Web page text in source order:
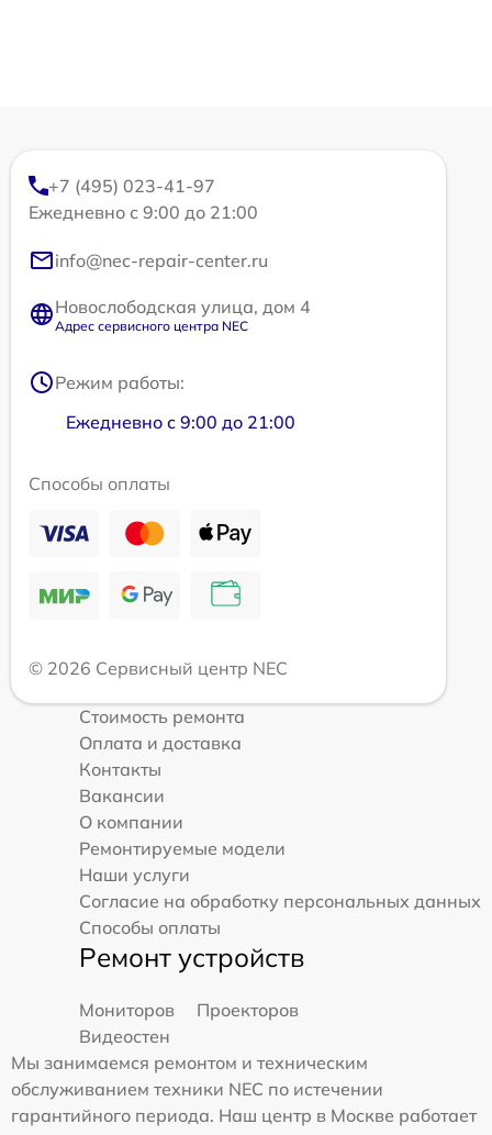
+7 (495) 023-41-97
Ежедневно с 9:00 до 21:00
info@nec-repair-center.ru
Новослободская улица, дом 4
Адрес сервисного центра NEC
Режим работы:
Ежедневно с 9:00 до 21:00
Способы оплаты
© 2026 Сервисный центр NEC
Стоимость ремонта
Оплата и доставка
Контакты
Вакансии
О компании
Ремонтируемые модели
Наши услуги
Согласие на обработку персональных данных
Способы оплаты
Ремонт устройств
Мониторов
Проекторов
Видеостен
Мы занимаемся ремонтом и техническим
обслуживанием техники NEC по истечении
гарантийного периода. Наш центр в Москве работает